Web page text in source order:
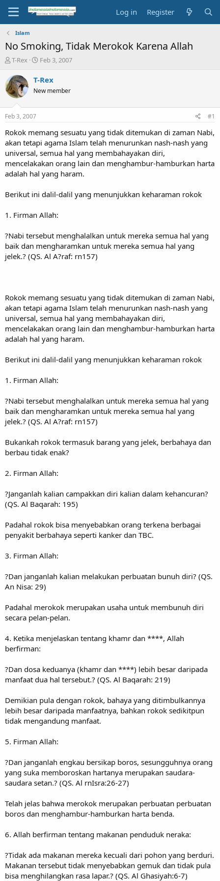
Log in Register
Islam
No Smoking, Tidak Merokok Karena Allah
T
r
e
a
s
t
a
t
e
r
T-Rex
S
a
t
e
Feb 3, 2007
T-Rex
New member
Feb 3, 2007 #1
Rokok memang sesuatu yang tidak ditemukan di zaman Nabi,
akan tetapi agama Islam telah menurunkan nash-nash yang
universal, semua hal yang membahayakan diri,
mencelakakan orang lain dan menghambur-hamburkan harta
adalah hal yang haram.
Berikut ini dalil-dalil yang menunjukkan keharaman rokok
1. Firman Allah:
?Nabi tersebut menghalalkan untuk mereka semua hal yang
baik dan mengharamkan untuk mereka semua hal yang
jelek.? (QS. Al A?raf: rn157)
Rokok memang sesuatu yang tidak ditemukan di zaman Nabi,
akan tetapi agama Islam telah menurunkan nash-nash yang
universal, semua hal yang membahayakan diri,
mencelakakan orang lain dan menghambur-hamburkan harta
adalah hal yang haram.
Berikut ini dalil-dalil yang menunjukkan keharaman rokok
1. Firman Allah:
?Nabi tersebut menghalalkan untuk mereka semua hal yang
baik dan mengharamkan untuk mereka semua hal yang
jelek.? (QS. Al A?raf: rn157)
Bukankah rokok termasuk barang yang jelek, berbahaya dan
berbau tidak enak?
2. Firman Allah:
?Janganlah kalian campakkan diri kalian dalam kehancuran?
(QS. Al Baqarah: 195)
Padahal rokok bisa menyebabkan orang terkena berbagai
penyakit berbahaya seperti kanker dan TBC.
3. Firman Allah:
?Dan janganlah kalian melakukan perbuatan bunuh diri? (QS.
An Nisa: 29)
Padahal merokok merupakan usaha untuk membunuh diri
secara pelan-pelan.
4. Ketika menjelaskan tentang khamr dan ****, Allah
berfirman:
?Dan dosa keduanya (khamr dan ****) lebih besar daripada
manfaat dua hal tersebut.? (QS. Al Baqarah: 219)
Demikian pula dengan rokok, bahaya yang ditimbulkannya
lebih besar daripada manfaatnya, bahkan rokok sedikitpun
tidak mengandung manfaat.
5. Firman Allah:
?Dan janganlah engkau bersikap boros, sesungguhnya orang
yang suka memboroskan hartanya merupakan saudara-
saudara setan.? (QS. Al rnIsra:26-27)
Telah jelas bahwa merokok merupakan perbuatan perbuatan
boros dan menghambur-hamburkan harta benda.
6. Allah berfirman tentang makanan penduduk neraka:
?Tidak ada makanan mereka kecuali dari pohon yang berduri.
Makanan tersebut tidak menyebabkan gemuk dan tidak pula
bisa menghilangkan rasa lapar.? (QS. Al Ghasiyah:6-7)